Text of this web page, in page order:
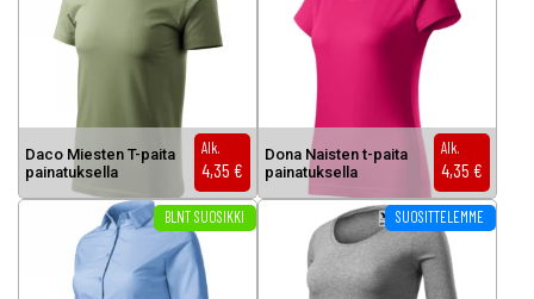
Da­co Mies­ten T-pai­ta
pai­na­tuk­sel­la
Alk.
4,35 €
Do­na Nais­ten t-pai­ta
pai­na­tuk­sel­la
Alk.
4,35 €
BLNT SUOSIKKI
Tällä tuotteella on useampi muunnelma. Voit tehdä valinnat
SUOSITTELEMME
Tällä tuotteella on useampi